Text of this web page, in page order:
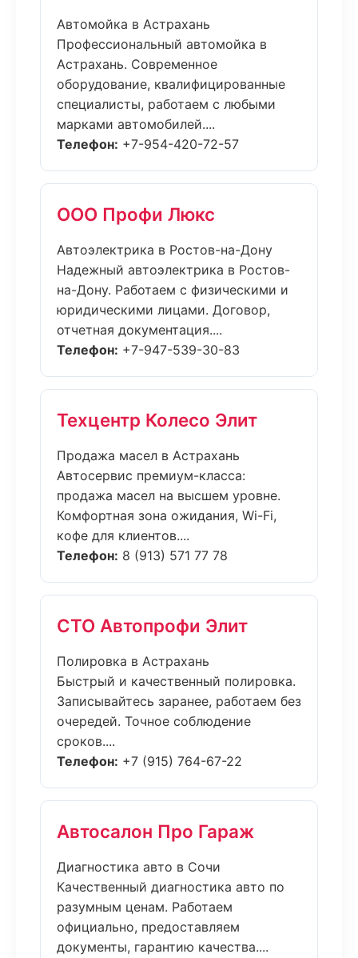
Автомойка в Астрахань
Профессиональный автомойка в
Астрахань. Современное
оборудование, квалифицированные
специалисты, работаем с любыми
марками автомобилей....
Телефон: +7-954-420-72-57
ООО Профи Люкс
Автоэлектрика в Ростов-на-Дону
Надежный автоэлектрика в Ростов-
на-Дону. Работаем с физическими и
юридическими лицами. Договор,
отчетная документация....
Телефон: +7-947-539-30-83
Техцентр Колесо Элит
Продажа масел в Астрахань
Автосервис премиум-класса:
продажа масел на высшем уровне.
Комфортная зона ожидания, Wi-Fi,
кофе для клиентов....
Телефон: 8 (913) 571 77 78
СТО Автопрофи Элит
Полировка в Астрахань
Быстрый и качественный полировка.
Записывайтесь заранее, работаем без
очередей. Точное соблюдение
сроков....
Телефон: +7 (915) 764-67-22
Автосалон Про Гараж
Диагностика авто в Сочи
Качественный диагностика авто по
разумным ценам. Работаем
официально, предоставляем
документы, гарантию качества....